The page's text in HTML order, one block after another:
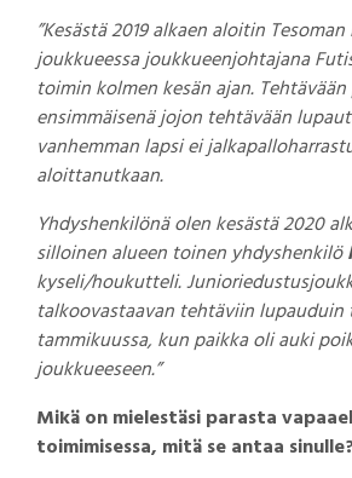
”Kesästä 2019 alkaen aloitin
joukkueessa joukkueenjohtajana
toimin kolmen kesän ajan.
ensimmäisenä jojon tehtävään
vanhemman lapsi ei
aloittanutkaan.
Yhdyshenkilönä olen kesästä 2020
silloinen alueen toinen yhdyshenkilö
kyseli/houkutteli.
talkoovastaavan tehtäviin lupauduin
tammikuussa, kun paikka oli auki
joukkueeseen.”
Mikä on mielestäsi parasta
toimimisessa, mitä se antaa